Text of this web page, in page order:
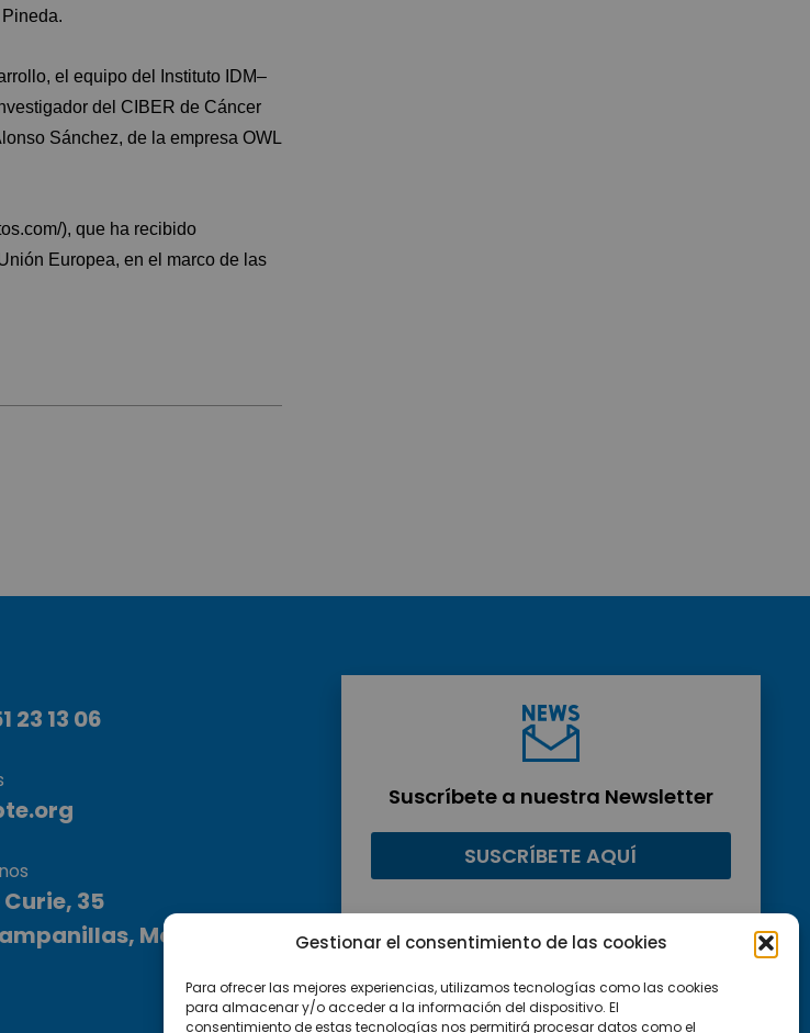
Gestionar el consentimiento de las cookies
Para ofrecer las mejores experiencias, utilizamos tecnologías como las cookies
para almacenar y/o acceder a la información del dispositivo. El
consentimiento de estas tecnologías nos permitirá procesar datos como el
el equipo del Instituto IDM–
del CIBER de Cáncer
Sánchez, de la empresa OWL
), que ha recibido
Europea, en el marco de las
23 13 06
35
Málaga
Suscríbete a nuestra Newsletter
SUSCRÍBETE AQUÍ